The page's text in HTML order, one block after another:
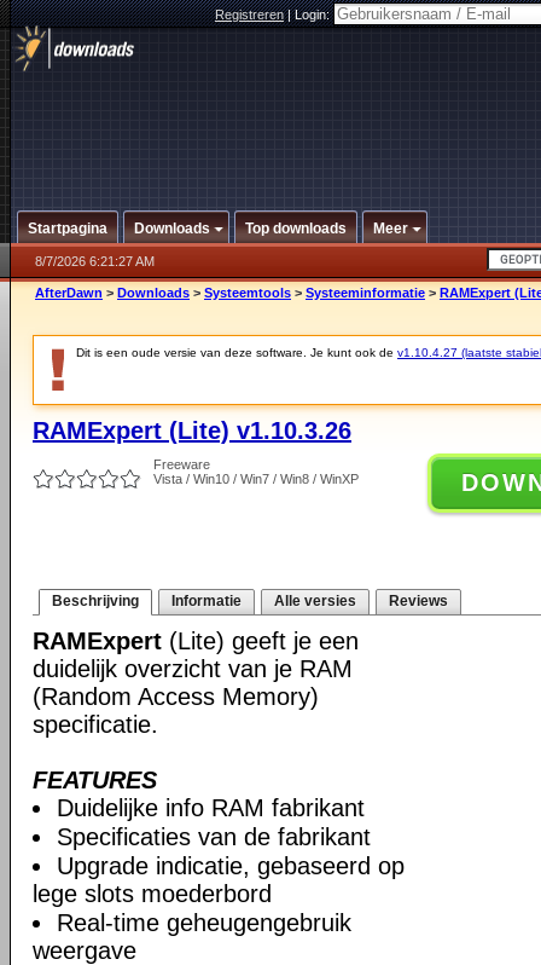
Registreren|Login:
Startpagina Downloads Top downloads Meer
8/7/2026 6:21:27 AM
AfterDawn > Downloads > Systeemtools > Systeeminformatie > RAMExpert
Dit is een oude versie van deze software. Je kunt ook de v1.10.4.27 (laatste
RAMExpert (Lite) v1.10.3.26
Freeware
Vista / Win10 / Win7 / Win8 / WinXP
Beschrijving Informatie Alle versies Reviews
RAMExpert (Lite) geeft je een
duidelijk overzicht van je RAM
(Random Access Memory)
specificatie.
FEATURES
Duidelijke info RAM fabrikant
Specificaties van de fabrikant
Upgrade indicatie, gebaseerd op
lege slots moederbord
Real-time geheugengebruik
weergave